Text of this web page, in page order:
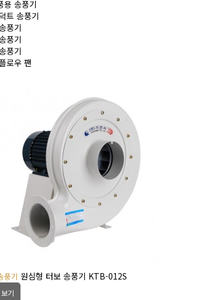
용 송풍기
트 송풍기
풍기
풍기
풍기
로우 팬
풍기 원심형 터보 송풍기 KTB-012S
기